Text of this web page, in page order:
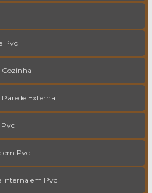
Pvc
Cozinha
Externa
em Pvc
Interna em Pvc